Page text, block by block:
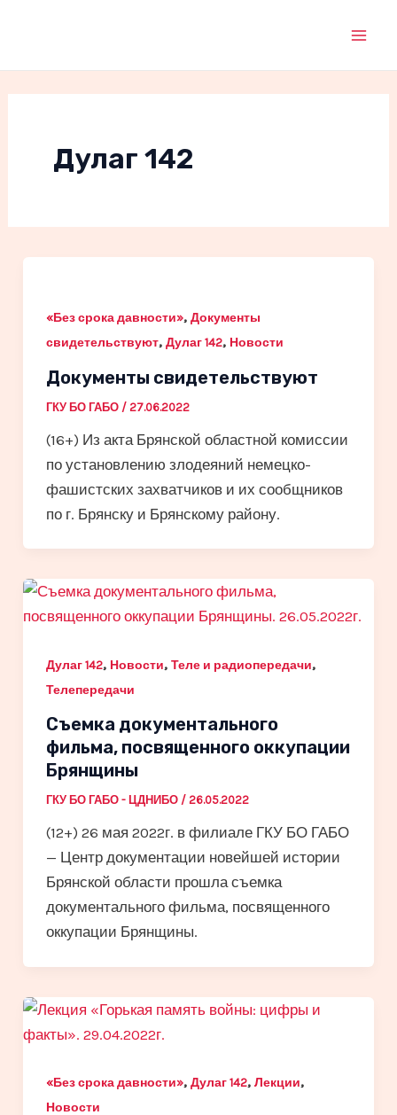
Дулаг 142
«Без срока давности», Документы
свидетельствуют, Дулаг 142, Новости
Документы свидетельствуют
ГКУ БО ГАБО / 27.06.2022
(16+) Из акта Брянской областной комиссии
по установлению злодеяний немецко-
фашистских захватчиков и их сообщников
по г. Брянску и Брянскому району.
Дулаг 142, Новости, Теле и радиопередачи,
Телепередачи
Cъемка документального
фильма, посвященного оккупации
Брянщины
ГКУ БО ГАБО - ЦДНИБО / 26.05.2022
(12+) 26 мая 2022г. в филиале ГКУ БО ГАБО
— Центр документации новейшей истории
Брянской области прошла съемка
документального фильма, посвященного
оккупации Брянщины.
«Без срока давности», Дулаг 142, Лекции,
Новости